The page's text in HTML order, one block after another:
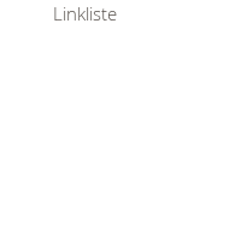
Linkliste